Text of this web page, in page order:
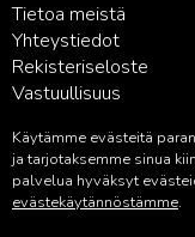
Tietoa meistä
Yhteystiedot
Rekisteriseloste
Vastuullisuus
Kustantamon
palvelu@readme.fi
Käytämme evästeitä
ja tarjotaksemme sinua
palvelua hyväksyt
evästekäytännöstämme.